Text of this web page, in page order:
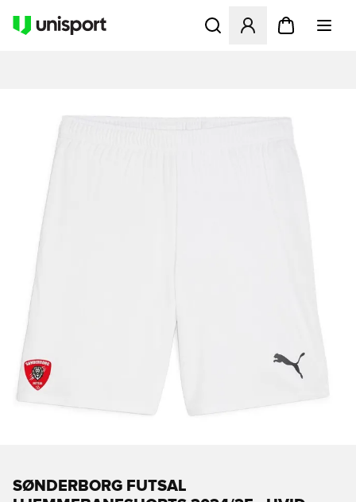
Åbner en Modal til at
SØNDERBORG FUTSAL